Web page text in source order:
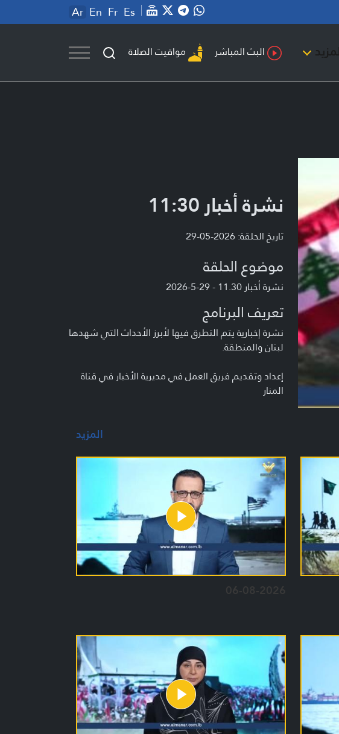
Ar En Fr Es
البث المباشر مواقيت الصلاة
نشرة أخبار 11:30
تاريخ الحلقة: 2026-05-29
موضوع الحلقة
نشرة أخبار 11.30 - 29-5-2026
تعريف البرنامج
نشرة إخبارية يتم التطرق فيها لأبرز الأحداث التي شهدها
لبنان والمنطقة.
إعداد وتقديم فريق العمل في مديرية الأخبار في قناة
المنار
المزيد
06-08-2026